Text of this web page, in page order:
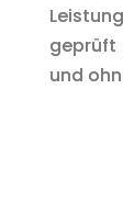
geprüft
und